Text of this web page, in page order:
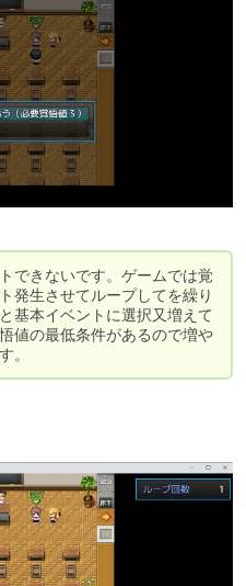
できないです。ゲームでは覚
発生させてループしてを繰り
基本イベントに選択又増えて
値の最低条件があるので増や
。